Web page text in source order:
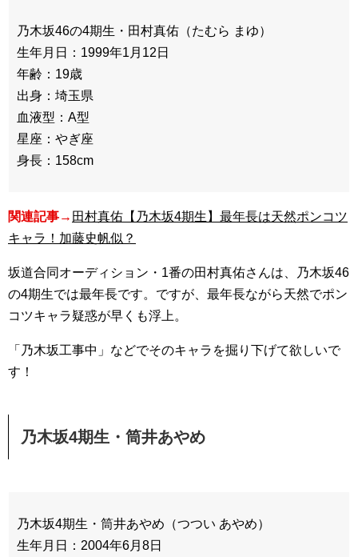
乃木坂46の4期生・田村真佑（たむら まゆ）
生年月日：1999年1月12日
年齢：19歳
出身：埼玉県
血液型：A型
星座：やぎ座
身長：158cm
関連記事→ 田村真佑【乃木坂4期生】最年長は天然ポンコツ
キャラ！加藤史帆似？
坂道合同オーディション・1番の田村真佑さんは、乃木坂46
の4期生では最年長です。ですが、最年長ながら天然でポン
コツキャラ疑惑が早くも浮上。
「乃木坂工事中」などでそのキャラを掘り下げて欲しいで
す！
乃木坂4期生・筒井あやめ
乃木坂4期生・筒井あやめ（つつい あやめ）
生年月日：2004年6月8日